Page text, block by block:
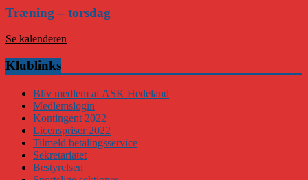
Træning – torsdag
Se kalenderen
Klublinks
Bliv medlem af ASK Hedeland
Medlemslogin
Kontingent 2022
Licenspriser 2022
Tilmeld betalingsservice
Sekretariatet
Bestyrelsen